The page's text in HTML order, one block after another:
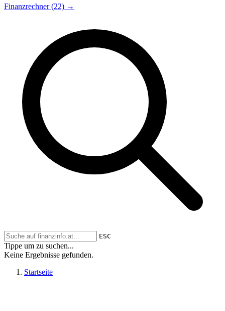
Finanzrechner (22) →
ESC
Tippe um zu suchen...
Keine Ergebnisse gefunden.
Startseite